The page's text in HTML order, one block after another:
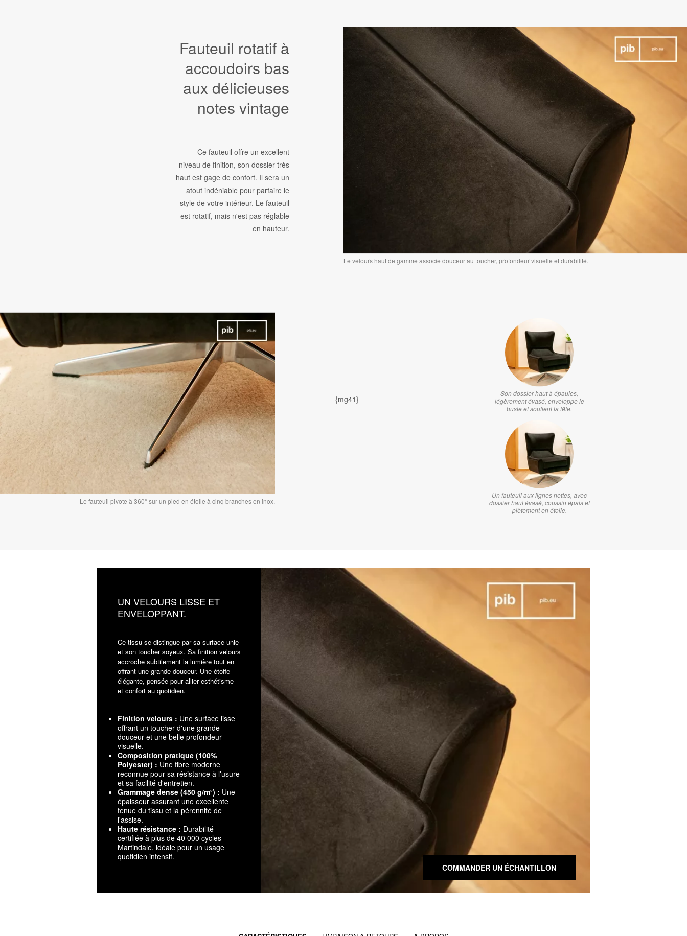
Le velours haut de gamme associe douceur au toucher, profondeur visuelle et durabilité.
Fauteuil rotatif à
accoudoirs bas
aux délicieuses
notes vintage
Ce fauteuil offre un excellent
niveau de finition, son dossier très
haut est gage de confort. Il sera un
atout indéniable pour parfaire le
style de votre intérieur. Le fauteuil
est rotatif, mais n'est pas réglable
en hauteur.
Le fauteuil pivote à 360° sur un pied en étoile à cinq branches en inox.
{mg41}
Son dossier haut à épaules,
légèrement évasé, enveloppe le
buste et soutient la tête.
Un fauteuil aux lignes nettes, avec
dossier haut évasé, coussin épais et
piètement en étoile.
UN VELOURS LISSE ET
ENVELOPPANT.
Ce tissu se distingue par sa surface unie
et son toucher soyeux. Sa finition velours
accroche subtilement la lumière tout en
offrant une grande douceur. Une étoffe
élégante, pensée pour allier esthétisme
et confort au quotidien.
Finition velours : Une surface lisse
offrant un toucher d'une grande
douceur et une belle profondeur
visuelle.
Composition pratique (100%
Polyester) : Une fibre moderne
reconnue pour sa résistance à l'usure
et sa facilité d'entretien.
Grammage dense (450 g/m²) : Une
épaisseur assurant une excellente
tenue du tissu et la pérennité de
l'assise.
Haute résistance : Durabilité
certifiée à plus de 40 000 cycles
Martindale, idéale pour un usage
quotidien intensif.
COMMANDER UN ÉCHANTILLON